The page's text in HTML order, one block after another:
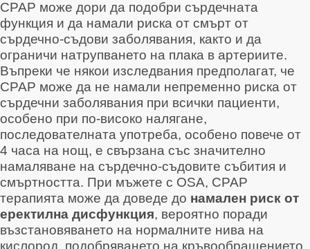
CPAP може дори да подобри сърдечната
функция и да намали риска от смърт от
сърдечно-съдови заболявания, както и да
ограничи натрупването на плака в артериите.
Въпреки че някои изследвания предполагат, че
CPAP може да не намали непременно риска от
сърдечни заболявания при всички пациенти,
особено при по-високо налягане,
последователната употреба, особено повече от
4 часа на нощ, е свързана със значително
намаляване на сърдечно-съдовите събития и
смъртността. При мъжете с OSA, CPAP
терапията може да доведе до намален риск от
еректилна дисфункция, вероятно поради
възстановяването на нормалните нива на
кислород, подобряването на кръвообращението